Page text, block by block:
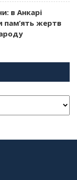
в Анкарі
жертв